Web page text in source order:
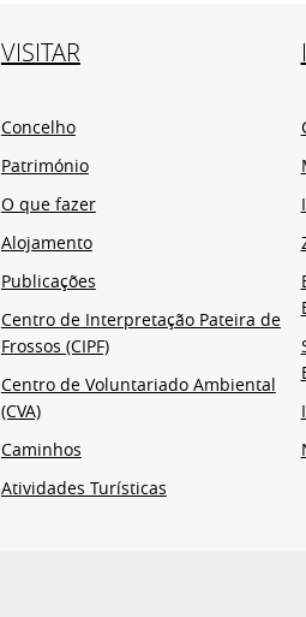
VISITAR
Concelho
Património
O que fazer
Alojamento
Publicações
Centro de Interpretação Pateira de
Frossos (CIPF)
Centro de Voluntariado Ambiental
(CVA)
Caminhos
Atividades Turísticas